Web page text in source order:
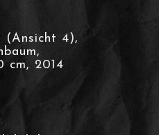
(Ansicht 4),
cm, 2014